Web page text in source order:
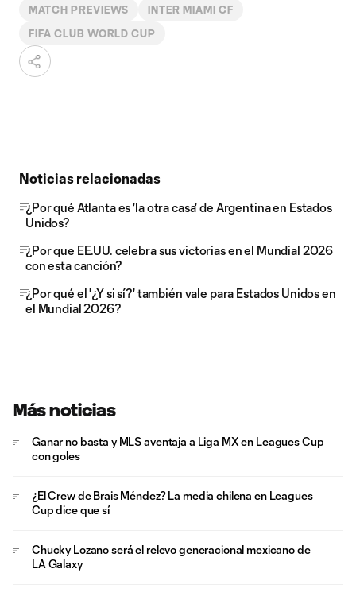
MATCH PREVIEWS INTER MIAMI CF
FIFA CLUB WORLD CUP
Noticias relacionadas
¿Por qué Atlanta es 'la otra casa' de Argentina en Estados
Unidos?
¿Por que EE.UU. celebra sus victorias en el Mundial 2026
con esta canción?
¿Por qué el '¿Y si sí?' también vale para Estados Unidos en
el Mundial 2026?
Más noticias
Ganar no basta y MLS aventaja a Liga MX en Leagues Cup
con goles
¿El Crew de Brais Méndez? La media chilena en Leagues
Cup dice que sí
Chucky Lozano será el relevo generacional mexicano de
LA Galaxy